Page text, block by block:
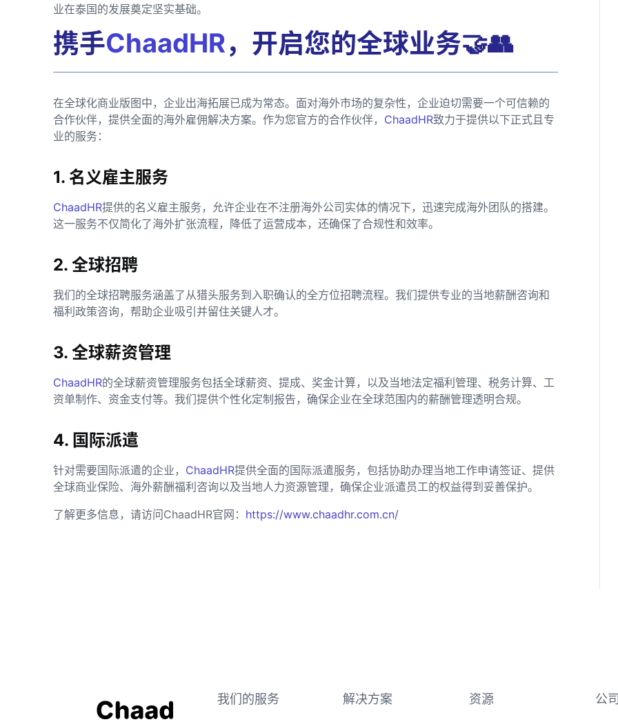
业在泰国的发展奠定坚实基础。
携手ChaadHR，开启您的全球业务🤝👥
在全球化商业版图中，企业出海拓展已成为常态。面对海外市场的复杂性，企业迫切需要一个可信赖的
合作伙伴，提供全面的海外雇佣解决方案。作为您官方的合作伙伴， ChaadHR致力于提供以下正式且专
业的服务：
1. 名义雇主服务
ChaadHR提供的名义雇主服务，允许企业在不注册海外公司实体的情况下，迅速完成海外团队的搭建。
这一服务不仅简化了海外扩张流程，降低了运营成本，还确保了合规性和效率。
2. 全球招聘
我们的全球招聘服务涵盖了从猎头服务到入职确认的全方位招聘流程。我们提供专业的当地薪酬咨询和
福利政策咨询，帮助企业吸引并留住关键人才。
3. 全球薪资管理
ChaadHR的全球薪资管理服务包括全球薪资、提成、奖金计算，以及当地法定福利管理、税务计算、工
资单制作、资金支付等。我们提供个性化定制报告，确保企业在全球范围内的薪酬管理透明合规。
4. 国际派遣
针对需要国际派遣的企业， ChaadHR提供全面的国际派遣服务，包括协助办理当地工作申请签证、提供
全球商业保险、海外薪酬福利咨询以及当地人力资源管理，确保企业派遣员工的权益得到妥善保护。
了解更多信息，请访问ChaadHR官网： https://www.chaadhr.com.cn/
我们的服务 解决方案 资源 公